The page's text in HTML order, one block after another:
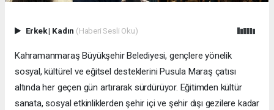
Erkek| Kadın (Haberi Sesli Oku)
Kahramanmaraş Büyükşehir Belediyesi, gençlere yönelik
sosyal, kültürel ve eğitsel desteklerini Pusula Maraş çatısı
altında her geçen gün artırarak sürdürüyor. Eğitimden kültür
sanata, sosyal etkinliklerden şehir içi ve şehir dışı gezilere kadar